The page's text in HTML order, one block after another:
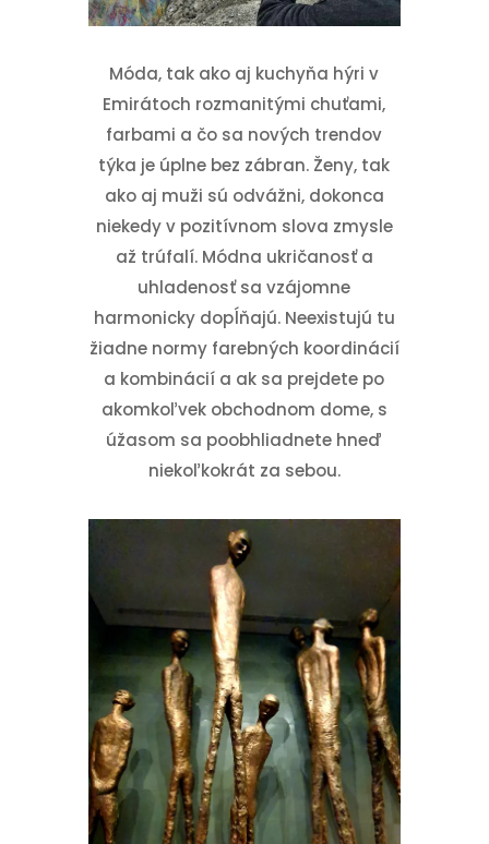
Móda, tak ako aj kuchyňa hýri v
Emirátoch rozmanitými chuťami,
farbami a čo sa nových trendov
týka je úplne bez zábran. Ženy, tak
ako aj muži sú odvážni, dokonca
niekedy v pozitívnom slova zmysle
až trúfalí. Módna ukričanosť a
uhladenosť sa vzájomne
harmonicky dopĺňajú. Neexistujú tu
žiadne normy farebných koordinácií
a kombinácií a ak sa prejdete po
akomkoľvek obchodnom dome, s
úžasom sa poobhliadnete hneď
niekoľkokrát za sebou.